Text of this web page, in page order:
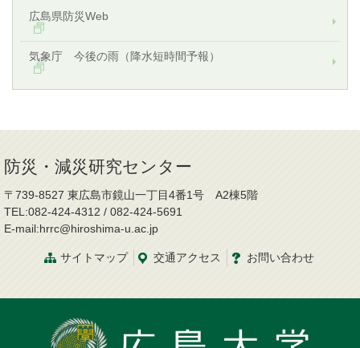
広島県防災Web
気象庁 今後の雨（降水短時間予報）
防災・減災研究センター
〒739-8527 東広島市鏡山一丁目4番1号 A2棟5階
TEL:082-424-4312 / 082-424-5691
E-mail:hrrc@hiroshima-u.ac.jp
サイトマップ 交通アクセス お問い合わせ